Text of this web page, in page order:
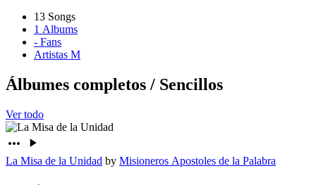
13 Songs
1 Albums
- Fans
Artistas M
Álbumes completos / Sencillos
Ver todo
La Misa de la Unidad by Misioneros Apostoles de la Palabra